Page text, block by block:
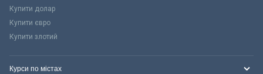
Купити долар
Купити євро
Купити злотий
Курси по містах